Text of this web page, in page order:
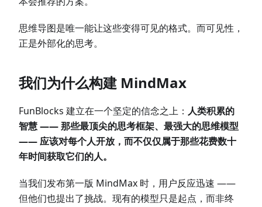
思维导图是唯一能让这些变得可见的格式。而可见性，
正是外部化的思考。
我们为什么构建 MindMax
FunBlocks 建立在一个坚定的信念之上： 人类积累的
智慧 —— 那些最顶尖的思考框架、最强大的思维模型
—— 应该对每个人开放，而不仅仅属于那些花费数十
年时间获取它们的人。
当我们发布第一版 MindMax 时，用户反应迅速 ——
但他们也提出了挑战。现有的模型只是起点，而非终